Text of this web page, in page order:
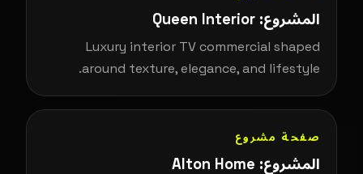
المشروع: Queen Interior
Luxury interior TV commercial shaped
around texture, elegance, and lifestyle.
صفحة مشروع
المشروع: Alton Home